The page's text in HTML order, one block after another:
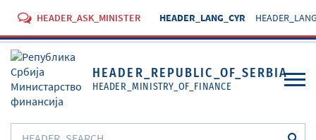
HEADER_ASK_MINISTER HEADER_LANG_CYR
HEADER_REPUBLIC_OF_SERBIA
HEADER_MINISTRY_OF_FINANCE